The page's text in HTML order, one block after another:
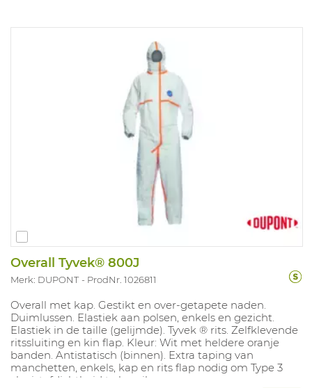
Overall Tyvek® 800J
Merk: DUPONT ProdNr. 1026811
Overall met kap. Gestikt en over-getapete naden.
Duimlussen. Elastiek aan polsen, enkels en gezicht.
Elastiek in de taille (gelijmde). Tyvek ® rits. Zelfklevende
ritssluiting en kin flap. Kleur: Wit met heldere oranje
banden. Antistatisch (binnen). Extra taping van
manchetten, enkels, kap en rits flap nodig om Type 3
vloeistofdichtheid te bereiken.